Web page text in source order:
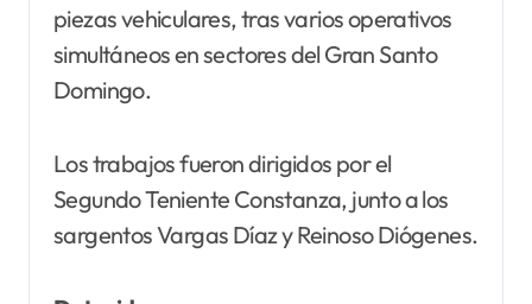
piezas vehiculares, tras varios operativos
simultáneos en sectores del Gran Santo
Domingo.
Los trabajos fueron dirigidos por el
Segundo Teniente Constanza, junto a los
sargentos Vargas Díaz y Reinoso Diógenes.